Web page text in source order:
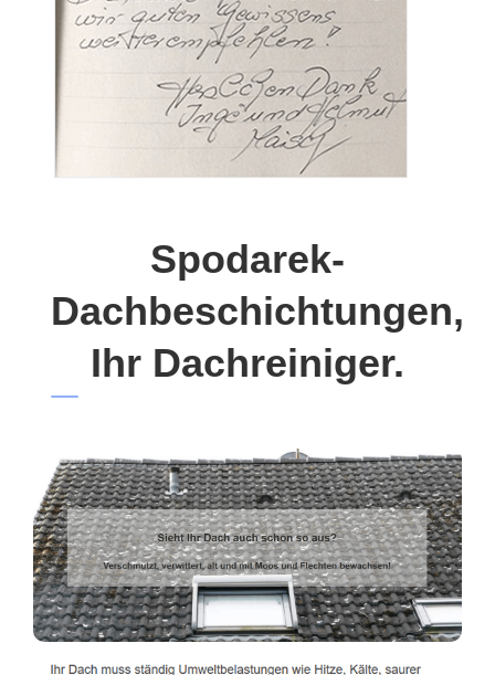
Spodarek-
Dachbeschichtungen,
Ihr Dachreiniger.